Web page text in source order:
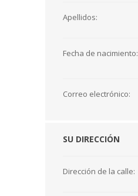
Apellidos:
Fecha de nacimiento:
Correo electrónico:
SU DIRECCIÓN
Dirección de la calle: